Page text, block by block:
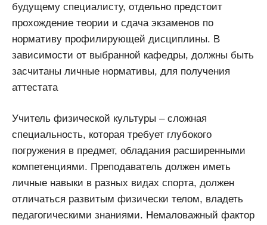
будущему специалисту, отдельно предстоит
прохождение теории и сдача экзаменов по
нормативу профилирующей дисциплины. В
зависимости от выбранной кафедры, должны быть
засчитаны личные нормативы, для получения
аттестата
Учитель физической культуры – сложная
специальность, которая требует глубокого
погружения в предмет, обладания расширенными
компетенциями. Преподаватель должен иметь
личные навыки в разных видах спорта, должен
отличаться развитым физически телом, владеть
педагогическими знаниями. Немаловажный фактор